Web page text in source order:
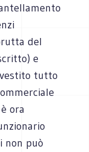
del
e
tutto
ora
non può